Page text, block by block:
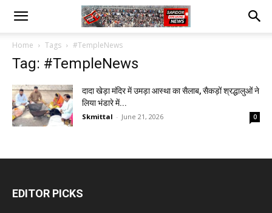
Home Tags #TempleNews
Tag: #TempleNews
दादा खेड़ा मंदिर में उमड़ा आस्था का सैलाब, सैकड़ों श्रद्धालुओं ने
लिया भंडारे में...
Skmittal - June 21, 2026 0
EDITOR PICKS